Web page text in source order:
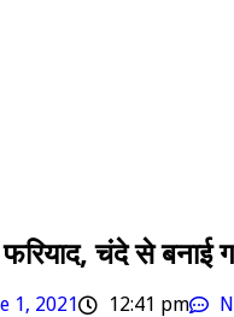
चंदे से बनाई
1, 2021 12:41 pm